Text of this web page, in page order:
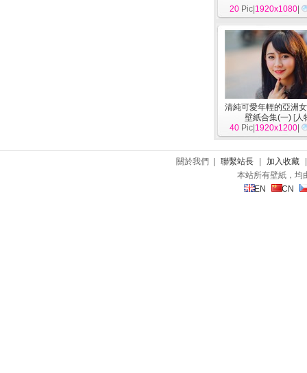
20 Pic| 1920x1080
清純可愛年輕的亞洲
壁紙合集(一) [人
40 Pic| 1920x1200
關於我們 | 聯繫站長 加入收藏
本站所有壁紙，均
EN
CN